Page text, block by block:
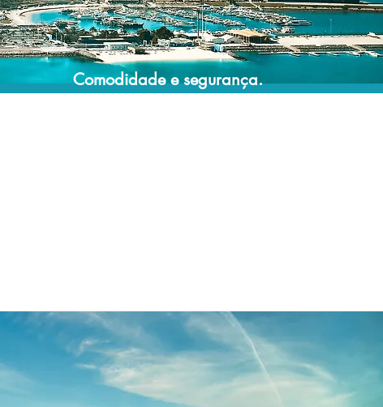
Comodidade e segurança.